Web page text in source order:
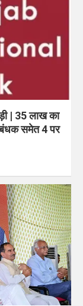
| 35 लाख का
समेत 4 पर